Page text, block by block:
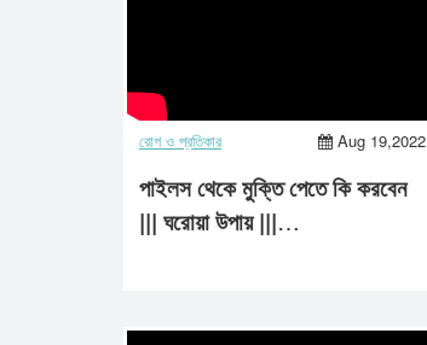
রোগ ও প্রতিকার Aug 19,2022
পাইলস থেকে মুক্তি পেতে কি করবেন
||| ঘরোয়া উপায় |||